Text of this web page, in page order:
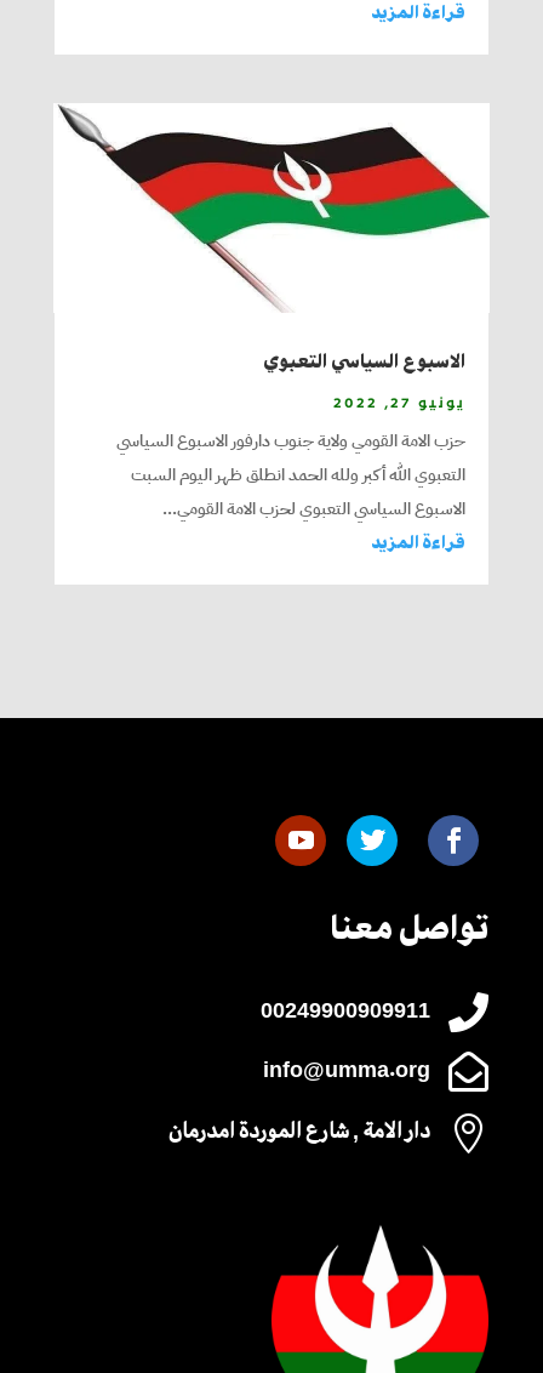
قراءة المزيد
الاسبوع السياسي التعبوي
يونيو 27, 2022
حزب الامة القومي ولاية جنوب دارفور الاسبوع السياسي
التعبوي الله أكبر ولله الحمد انطلق ظهر اليوم السبت
الاسبوع السياسي التعبوي لحزب الامة القومي...
قراءة المزيد
تواصل معنا

00249900909911

info@umma.org
 دار الامة , شارع الموردة امدرمان